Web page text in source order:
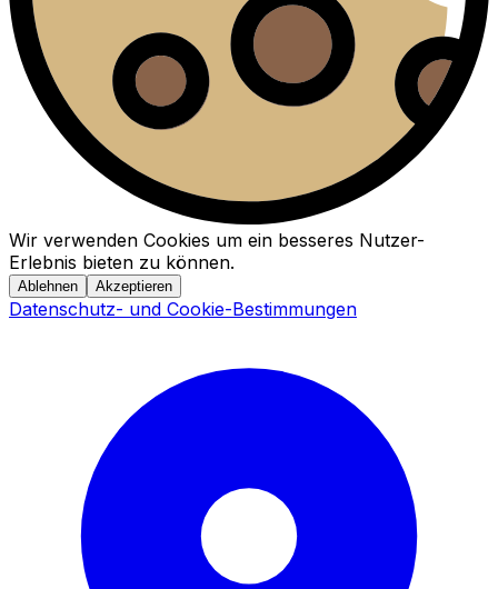
Wir verwenden Cookies um ein besseres Nutzer-
Erlebnis bieten zu können.
Ablehnen Akzeptieren
Datenschutz- und Cookie-Bestimmungen